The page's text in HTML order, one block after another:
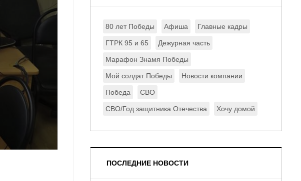
80 лет Победы Афиша Главные кадры
ГТРК 95 и 65 Дежурная часть
Марафон Знамя Победы
Мой солдат Победы Новости компании
Победа СВО
СВО/Год защитника Отечества Хочу домой
ПОСЛЕДНИЕ НОВОСТИ